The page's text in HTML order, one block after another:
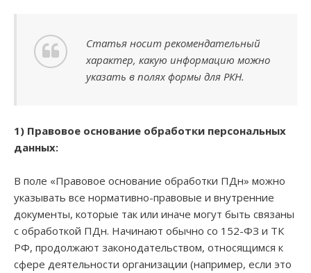
Статья носит рекомендательный
характер, какую информацию можно
указать в полях формы для РКН.
1) Правовое основание обработки персональных
данных:
В поле «Правовое основание обработки ПДн» можно
указывать все нормативно-правовые и внутренние
документы, которые так или иначе могут быть связаны
с обработкой ПДн. Начинают обычно со 152-ФЗ и ТК
РФ, продолжают законодательством, относящимся к
сфере деятельности организации (например, если это